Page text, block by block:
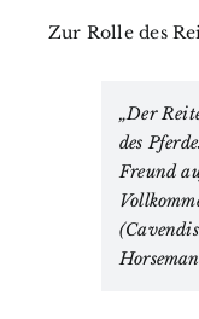
Zur Rolle des
„Der
des
Freund